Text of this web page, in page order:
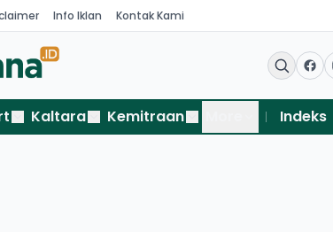
Info Iklan Kontak Kami
Kaltara Kemitraan Indeks